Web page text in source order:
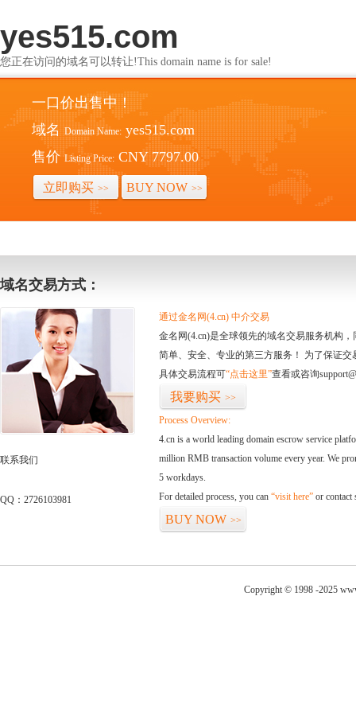
yes515.com
您正在访问的域名可以转让!This domain name is for sale!
一口价出售中！
域名 Domain Name: yes515.com
售价 Listing Price: CNY 7797.00
立即购买 >> BUY NOW >>
域名交易方式：
联系我们
QQ：2726103981
通过金名网(4.cn) 中介交易
金名网(4.cn)是全球领先的域名交易服务机构
简单、安全、专业的第三方服务！ 为了保证
具体交易流程可“点击这里”查看或咨询
我要购买 >>
Process Overview:
4.cn is a world leading domain escrow service
million RMB transaction volume every year. We
5 workdays.
For detailed process, you can “visit here” or contact
BUY NOW >>
Copyright © 1998 -2025